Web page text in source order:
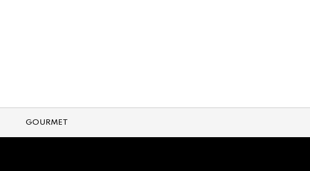
GOURMET